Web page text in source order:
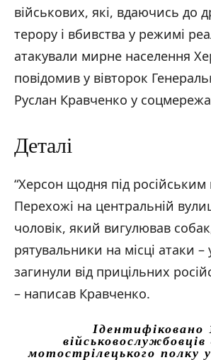
військових, які, вдаючись до
терору і вбивства у режимі
атакували мирне населення
повідомив у вівторок
Руслан Кравченко у
Деталі
“Херсон щодня під російським
Перехожі на центральній
чоловік, який вигулював
рятувальники на місці атаки –
загинули від прицільних
– написав Кравченко.
Ідентифіковано
військовослужбовців
мотострілецького полку